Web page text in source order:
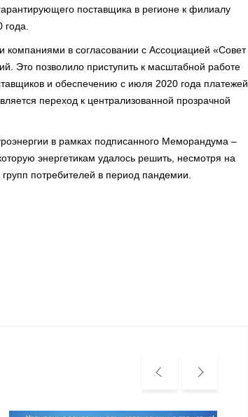
поставщика в регионе к филиалу
в согласовании с Ассоциацией «Совет
Это позволило приступить к масштабной работе
и обеспечению с июля 2020 года платежей
переход к централизованной прозрачной
в рамках подписанного Меморандума –
энергетикам удалось решить, несмотря на
потребителей в период пандемии.